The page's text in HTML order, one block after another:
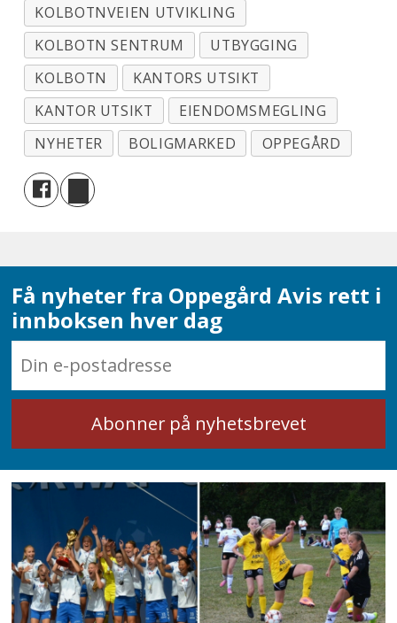
KOLBOTNVEIEN UTVIKLING
KOLBOTN SENTRUM
UTBYGGING
KOLBOTN
KANTORS UTSIKT
KANTOR UTSIKT
EIENDOMSMEGLING
NYHETER
BOLIGMARKED OPPEGÅRD
Få nyheter fra Oppegård Avis rett i
innboksen hver dag